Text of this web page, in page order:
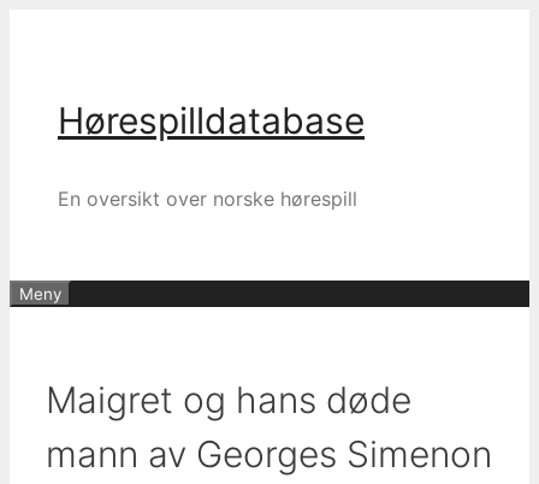
Hørespilldatabase
En oversikt over norske hørespill
Meny
Maigret og hans døde
mann av Georges Simenon